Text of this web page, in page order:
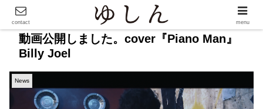
動画公開しました。cover『Piano Man』
Billy Joel
News
contact menu